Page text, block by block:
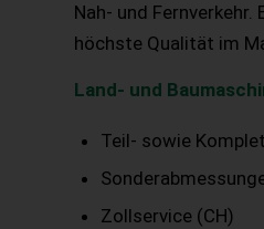
Nah- und
höchste Qualität im
Land- und
Teil- sowie
Zollservice (CH)